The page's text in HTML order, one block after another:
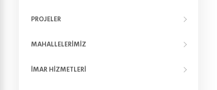
PROJELER
MAHALLELERIMIZ
İMAR HIZMETLERI